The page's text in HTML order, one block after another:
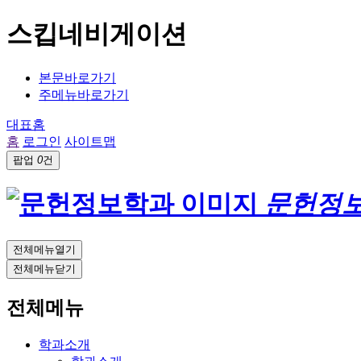
스킵네비게이션
본문바로가기
주메뉴바로가기
대표홈
홈 로그인 사이트맵
팝업 0건
문헌정
전체메뉴열기
전체메뉴닫기
전체메뉴
학과소개